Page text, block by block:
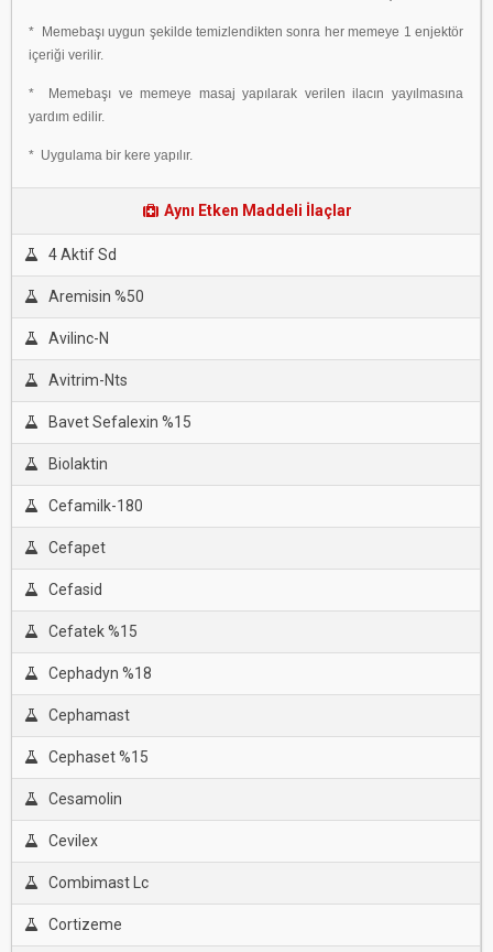
* Memebaşı uygun şekilde temizlendikten sonra her memeye 1 enjektör
içeriği verilir.
* Memebaşı ve memeye masaj yapılarak verilen ilacın yayılmasına
yardım edilir.
* Uygulama bir kere yapılır.
Aynı Etken Maddeli İlaçlar
4 Aktif Sd
Aremisin %50
Avilinc-N
Avitrim-Nts
Bavet Sefalexin %15
Biolaktin
Cefamilk-180
Cefapet
Cefasid
Cefatek %15
Cephadyn %18
Cephamast
Cephaset %15
Cesamolin
Cevilex
Combimast Lc
Cortizeme